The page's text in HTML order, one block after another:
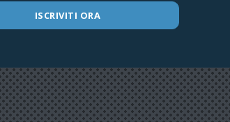
ISCRIVITI ORA